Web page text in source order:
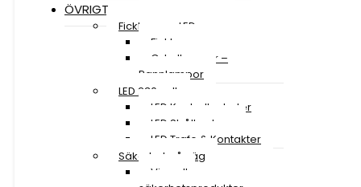
ÖVRIGT
Ficklampor LED
Ficklampor
Cykellampor –
Pannlampor
LED 230 volt
LED Kontrollenheter
LED Strålkastare
LED Trafo & Kontakter
Säkerhet på väg
Visa alla